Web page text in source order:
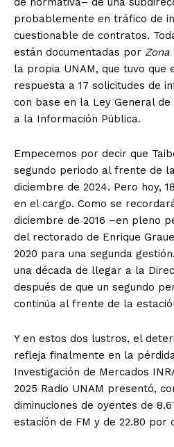
probablemente en tráfico de
cuestionable de contratos.
están documentadas por Zona
la propia UNAM, que tuvo que
respuesta a 17 solicitudes de
con base en la Ley General
a la Información Pública.
Empecemos por decir que
segundo periodo al frente de
diciembre de 2024. Pero hoy,
en el cargo. Como se
diciembre de 2016 –en pleno
del rectorado de Enrique
2020 para una segunda
una década de llegar a la
después de que un segundo
continúa al frente de la
Y en estos dos lustros, el
refleja finalmente en la
Investigación de Mercados
2025 Radio UNAM presentó,
diminuciones de oyentes de
estación de FM y de 22.80 por